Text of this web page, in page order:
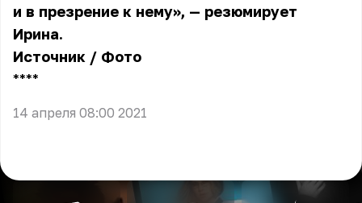
и в презрение к нему», — резюмирует
Ирина.
Источник / Фото
** **
14 апреля 08:00 2021